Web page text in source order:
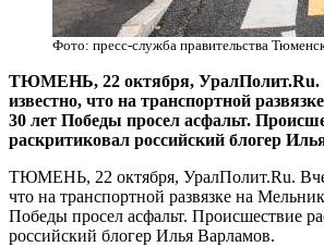
Фото: пресс-служба правительства
ТЮМЕНЬ, 22 октября, УралПолит.Ru.
известно, что на транспортной
30 лет Победы просел асфальт.
раскритиковал российский блогер
ТЮМЕНЬ, 22 октября, УралПолит.Ru.
что на транспортной развязке на
Победы просел асфальт. Происшествие
российский блогер Илья Варламов.